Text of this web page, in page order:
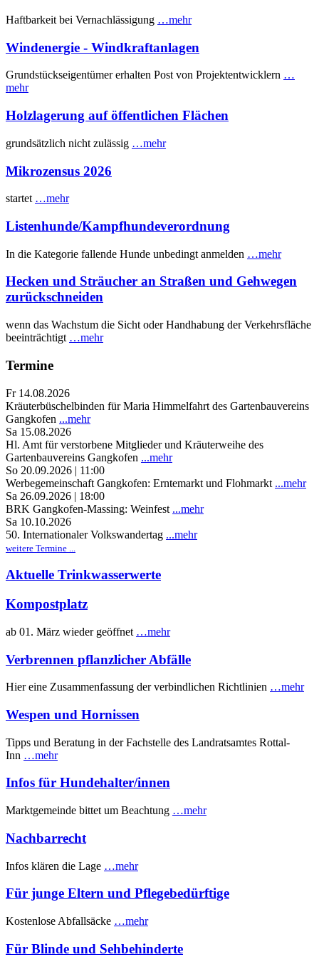
Haftbarkeit bei Vernachlässigung …mehr
Windenergie - Windkraftanlagen
Grundstückseigentümer erhalten Post von Projektentwicklern …
mehr
Holzlagerung auf öffentlichen Flächen
grundsätzlich nicht zulässig …mehr
Mikrozensus 2026
startet …mehr
Listenhunde/Kampfhundeverordnung
In die Kategorie fallende Hunde unbedingt anmelden …mehr
Hecken und Sträucher an Straßen und Gehwegen
zurückschneiden
wenn das Wachstum die Sicht oder Handhabung der Verkehrsfläche
beeinträchtigt …mehr
Termine
Fr 14.08.2026
Kräuterbüschelbinden für Maria Himmelfahrt des Gartenbauvereins
Gangkofen ...mehr
Sa 15.08.2026
Hl. Amt für verstorbene Mitglieder und Kräuterweihe des
Gartenbauvereins Gangkofen ...mehr
So 20.09.2026 | 11:00
Werbegemeinschaft Gangkofen: Erntemarkt und Flohmarkt ...mehr
Sa 26.09.2026 | 18:00
BRK Gangkofen-Massing: Weinfest ...mehr
Sa 10.10.2026
50. Internationaler Volkswandertag ...mehr
weitere Termine ...
Aktuelle Trinkwasserwerte
Kompostplatz
ab 01. März wieder geöffnet …mehr
Verbrennen pflanzlicher Abfälle
Hier eine Zusammenfassung der verbindlichen Richtlinien …mehr
Wespen und Hornissen
Tipps und Beratung in der Fachstelle des Landratsamtes Rottal-
Inn …mehr
Infos für Hundehalter/innen
Marktgemeinde bittet um Beachtung …mehr
Nachbarrecht
Infos klären die Lage …mehr
Für junge Eltern und Pflegebedürftige
Kostenlose Abfallsäcke …mehr
Für Blinde und Sehbehinderte